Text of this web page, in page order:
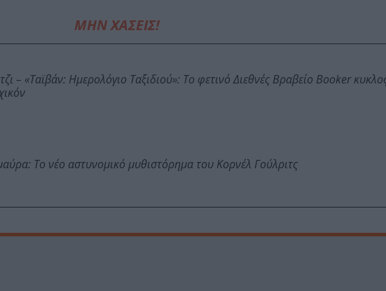
ΜΗΝ ΧΑΣΕΙΣ!
– «Ταϊβάν: Ημερολόγιο Ταξιδιού»: Το φετινό Διεθνές Βραβείο Booker
Το νέο αστυνομικό μυθιστόρημα του Κορνέλ Γούλριτς